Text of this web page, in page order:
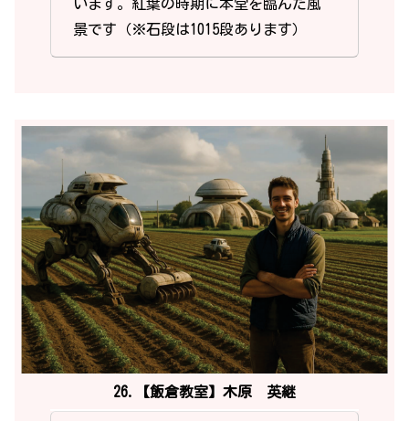
います。紅葉の時期に本堂を臨んだ風
景です（※石段は1015段あります）
26.【飯倉教室】木原 英継